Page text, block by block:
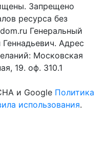
Запрещено
ресурса без
Генеральный
Адрес
Московская
19. оф. 310.1
и Google Политика
использования.